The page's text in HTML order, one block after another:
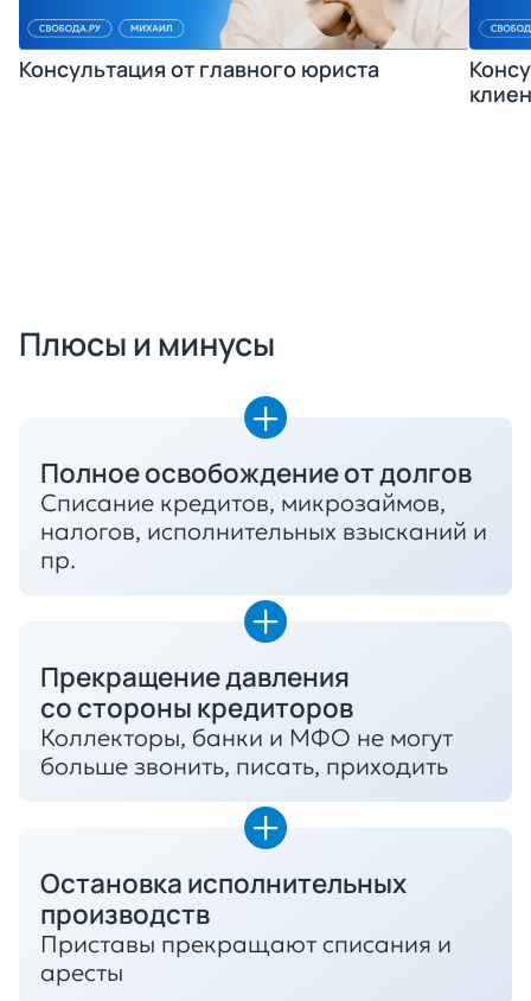
Консультация от главного юриста
Плюсы и минусы
Полное освобождение от долгов
Списание кредитов, микрозаймов,
налогов, исполнительных взысканий и
пр.
Прекращение давления
со стороны кредиторов
Коллекторы, банки и МФО не могут
больше звонить, писать, приходить
Остановка исполнительных
производств
Приставы прекращают списания и
аресты